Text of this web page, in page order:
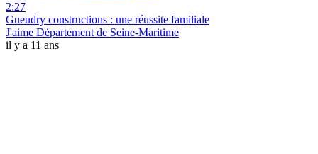
2:27
Gueudry constructions : une réussite familiale
J'aime Département de Seine-Maritime
il y a 11 ans